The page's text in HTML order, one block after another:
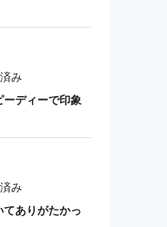
み
ディーで印象
み
ありがたかっ